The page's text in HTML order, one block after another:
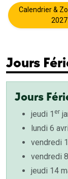
Calendrier &
2027
Jours
Jours
jeudi 1 er
lundi 6
vendredi 1
vendredi
jeudi 14